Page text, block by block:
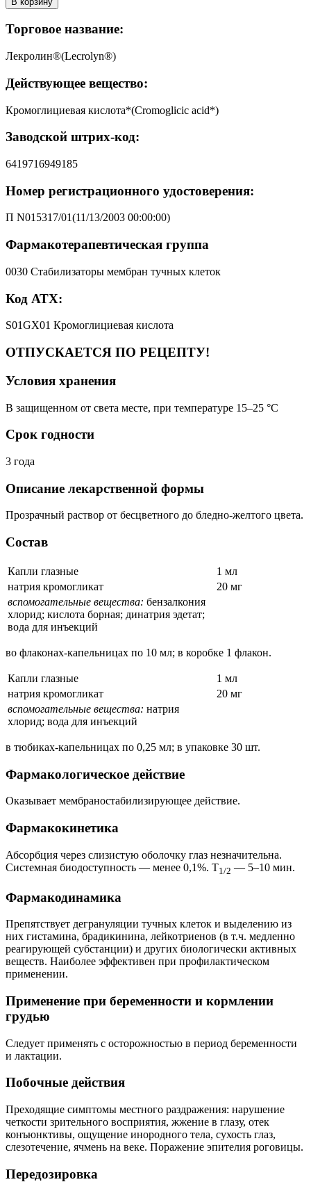
Торговое название:
Лекролин®(Lecrolyn®)
Действующее вещество:
Кромоглициевая кислота*(Cromoglicic acid*)
Заводской штрих-код:
6419716949185
Номер регистрационного удостоверения:
П N015317/01(11/13/2003 00:00:00)
Фармакотерапевтическая группа
0030 Стабилизаторы мембран тучных клеток
Код АТХ:
S01GX01 Кромоглициевая кислота
ОТПУСКАЕТСЯ ПО РЕЦЕПТУ!
Условия хранения
В защищенном от света месте, при температуре 15–25 °C
Срок годности
3 года
Описание лекарственной формы
Прозрачный раствор от бесцветного до бледно-желтого цвета.
Состав
Капли глазные
1 мл
натрия кромогликат
20 мг
вспомогательные вещества: бензалкония
хлорид; кислота борная; динатрия эдетат;
вода для инъекций
во флаконах-капельницах по 10 мл; в коробке 1 флакон.
Капли глазные
1 мл
натрия кромогликат
20 мг
вспомогательные вещества: натрия
хлорид; вода для инъекций
в тюбиках-капельницах по 0,25 мл; в упаковке 30 шт.
Фармакологическое действие
Оказывает мембраностабилизирующее действие.
Фармакокинетика
Абсорбция через слизистую оболочку глаз незначительна.
Системная биодоступность — менее 0,1%. Т1/2 — 5–10 мин.
Фармакодинамика
Препятствует дегрануляции тучных клеток и выделению из
них гистамина, брадикинина, лейкотриенов (в т.ч. медленно
реагирующей субстанции) и других биологически активных
веществ. Наиболее эффективен при профилактическом
применении.
Применение при беременности и кормлении
грудью
Следует применять с осторожностью в период беременности
и лактации.
Побочные действия
Преходящие симптомы местного раздражения: нарушение
четкости зрительного восприятия, жжение в глазу, отек
конъюнктивы, ощущение инородного тела, сухость глаз,
слезотечение, ячмень на веке. Поражение эпителия роговицы.
Передозировка